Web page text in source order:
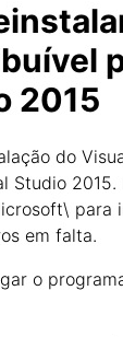
2015
do
Studio 2015.
para
em falta.
o